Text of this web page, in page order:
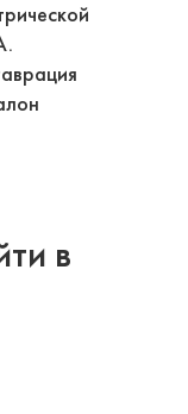
в